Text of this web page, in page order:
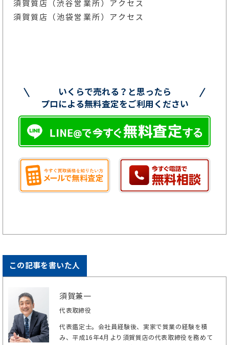
須賀質店（渋谷営業所）アクセス
須賀質店（池袋営業所）アクセス
いくらで売れる？と思ったら
プロによる無料査定をご利用ください
この記事を書いた人
須賀兼一
代表取締役
代表鑑定士。会社員経験後、実家で質業の経験を積
み、平成16年4月より須賀質店の代表取締役を務めて